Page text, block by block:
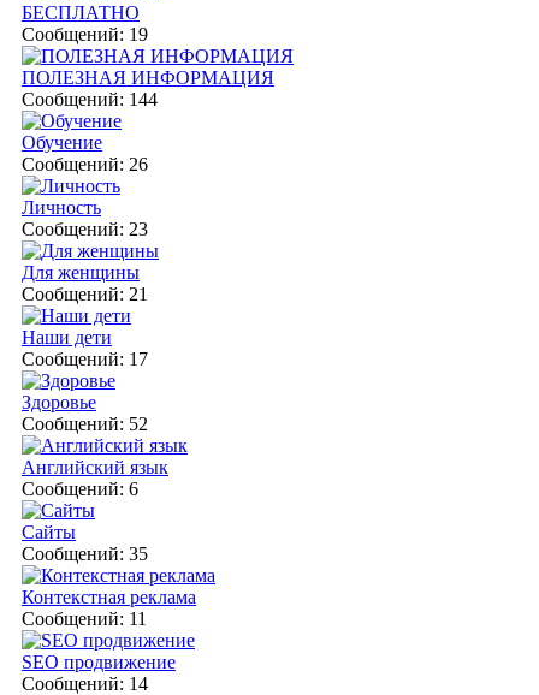
БЕСПЛАТНО
Сообщений: 19
ПОЛЕЗНАЯ ИНФОРМАЦИЯ
Сообщений: 144
Обучение
Сообщений: 26
Личность
Сообщений: 23
Для женщины
Сообщений: 21
Наши дети
Сообщений: 17
Здоровье
Сообщений: 52
Английский язык
Сообщений: 6
Сайты
Сообщений: 35
Контекстная реклама
Сообщений: 11
SEO продвижение
Сообщений: 14